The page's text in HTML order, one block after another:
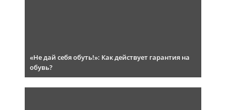
«Не дай себя обуть!»: Как действует гарантия на
обувь?